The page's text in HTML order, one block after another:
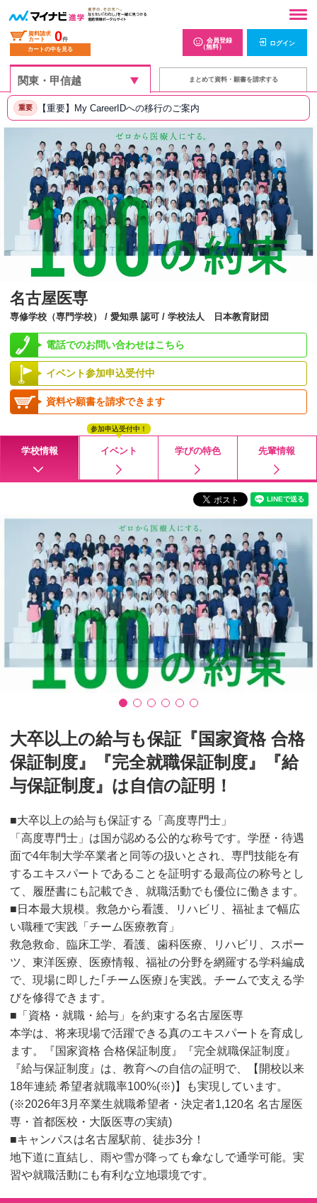
資料請求
カート
0件
カートの中を見る
会員登録
（無料）
ログイン
まとめて資料・願書を請求する
重要 【重要】My CareerIDへの移行のご案内
名古屋医専
専修学校（専門学校） / 愛知県 認可 / 学校法人 日本教育財団
電話でのお問い合わせはこちら
イベント参加申込受付中
資料や願書を請求できます
学校情報 イベント
参加申込受付中！
学びの特色 先輩情報
大卒以上の給与も保証『国家資格 合格
保証制度』『完全就職保証制度』『給
与保証制度』は自信の証明！
■大卒以上の給与も保証する「高度専門士」
「高度専門士」は国が認める公的な称号です。学歴・待遇
面で4年制大学卒業者と同等の扱いとされ、専門技能を有
するエキスパートであることを証明する最高位の称号とし
て、履歴書にも記載でき、就職活動でも優位に働きます。
■日本最大規模。救急から看護、リハビリ、福祉まで幅広
い職種で実践「チーム医療教育」
救急救命、臨床工学、看護、歯科医療、リハビリ、スポー
ツ、東洋医療、医療情報、福祉の分野を網羅する学科編成
で、現場に即した｢チーム医療｣を実践。チームで支える学
びを修得できます。
■「資格・就職・給与」を約束する名古屋医専
本学は、将来現場で活躍できる真のエキスパートを育成し
ます。『国家資格 合格保証制度』『完全就職保証制度』
『給与保証制度』は、教育への自信の証明で、【開校以来
18年連続 希望者就職率100%(※)】も実現しています。
(※2026年3月卒業生就職希望者・決定者1,120名 名古屋医
専・首都医校・大阪医専の実績)
■キャンパスは名古屋駅前、徒歩3分！
地下道に直結し、雨や雪が降っても傘なしで通学可能。実
習や就職活動にも有利な立地環境です。